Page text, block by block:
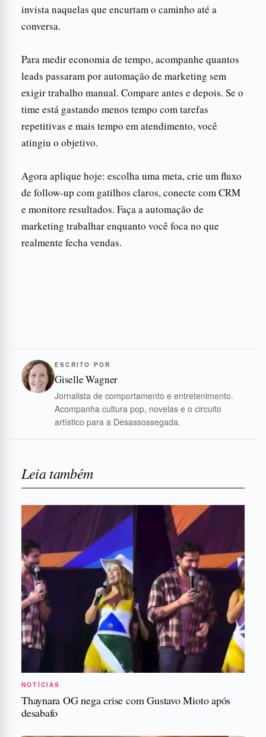
invista naquelas que encurtam o caminho até a
conversa.
Para medir economia de tempo, acompanhe quantos
leads passaram por automação de marketing sem
exigir trabalho manual. Compare antes e depois. Se o
time está gastando menos tempo com tarefas
repetitivas e mais tempo em atendimento, você
atingiu o objetivo.
Agora aplique hoje: escolha uma meta, crie um fluxo
de follow-up com gatilhos claros, conecte com CRM
e monitore resultados. Faça a automação de
marketing trabalhar enquanto você foca no que
realmente fecha vendas.
ESCRITO POR
Giselle Wagner
Jornalista de comportamento e entretenimento.
Acompanha cultura pop, novelas e o circuito
artístico para a Desassossegada.
Leia também
NOTÍCIAS
Thaynara OG nega crise com Gustavo Mioto após
desabafo